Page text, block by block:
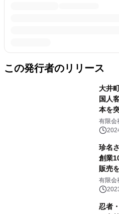
この発行者のリリース
大井
国人
本を
有限会
珍名
創業
販売
有限会
忍者